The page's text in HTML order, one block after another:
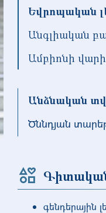
Եվրոպական
Անգլիական
Ամբիոնի
Անձնական
Ծննդյան
Գիտական
գենդերային